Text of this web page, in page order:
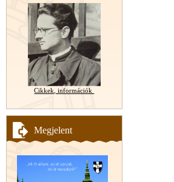
Cikkek, információk
Megjelent